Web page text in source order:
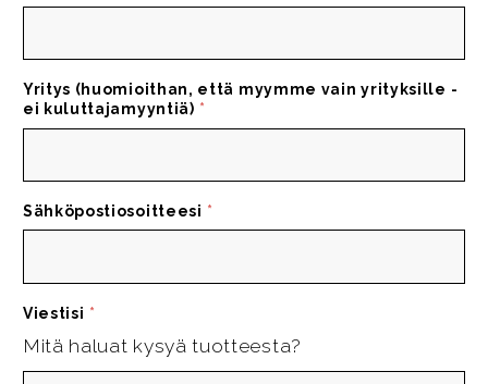
Yritys (huomioithan, että myymme vain yrityksille -
ei kuluttajamyyntiä) *
Sähköpostiosoitteesi *
Viestisi *
Mitä haluat kysyä tuotteesta?